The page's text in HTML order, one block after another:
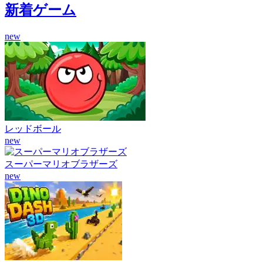
新着ゲーム
new
レッドボール
new
スーパーマリオブラザーズ
new